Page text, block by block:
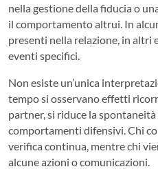
nella gestione della fiducia o
il comportamento altrui. In
presenti nella relazione, in altri
eventi specifici.
Non esiste un’unica
tempo si osservano effetti
partner, si riduce la
comportamenti difensivi. Chi
verifica continua, mentre chi
alcune azioni o comunicazioni.